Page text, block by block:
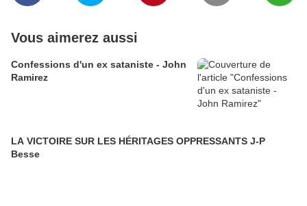
Vous aimerez aussi
Confessions d'un ex sataniste - John
Ramirez
LA VICTOIRE SUR LES HÉRITAGES OPPRESSANTS J-P
Besse